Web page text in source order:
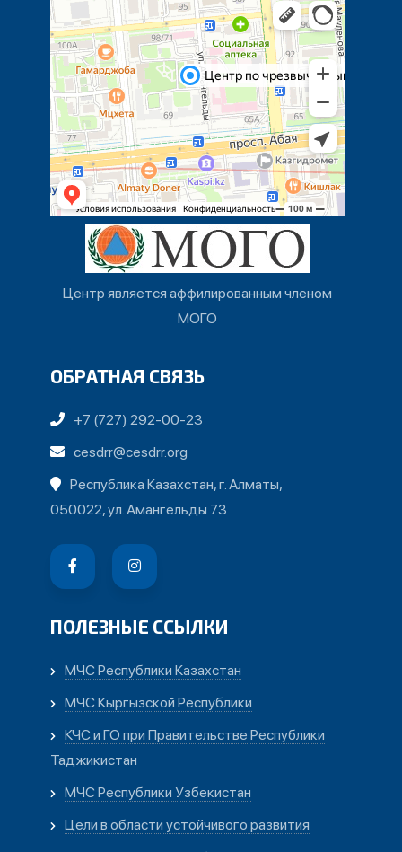
Центр является аффилированным членом
МОГО
ОБРАТНАЯ СВЯЗЬ
+7 (727) 292-00-23
cesdrr@cesdrr.org
Республика Казахстан, г. Алматы,
050022, ул. Амангельды 73
ПОЛЕЗНЫЕ ССЫЛКИ
МЧС Республики Казахстан
МЧС Кыргызской Республики
КЧС и ГО при Правительстве Республики
Таджикистан
МЧС Республики Узбекистан
Цели в области устойчивого развития